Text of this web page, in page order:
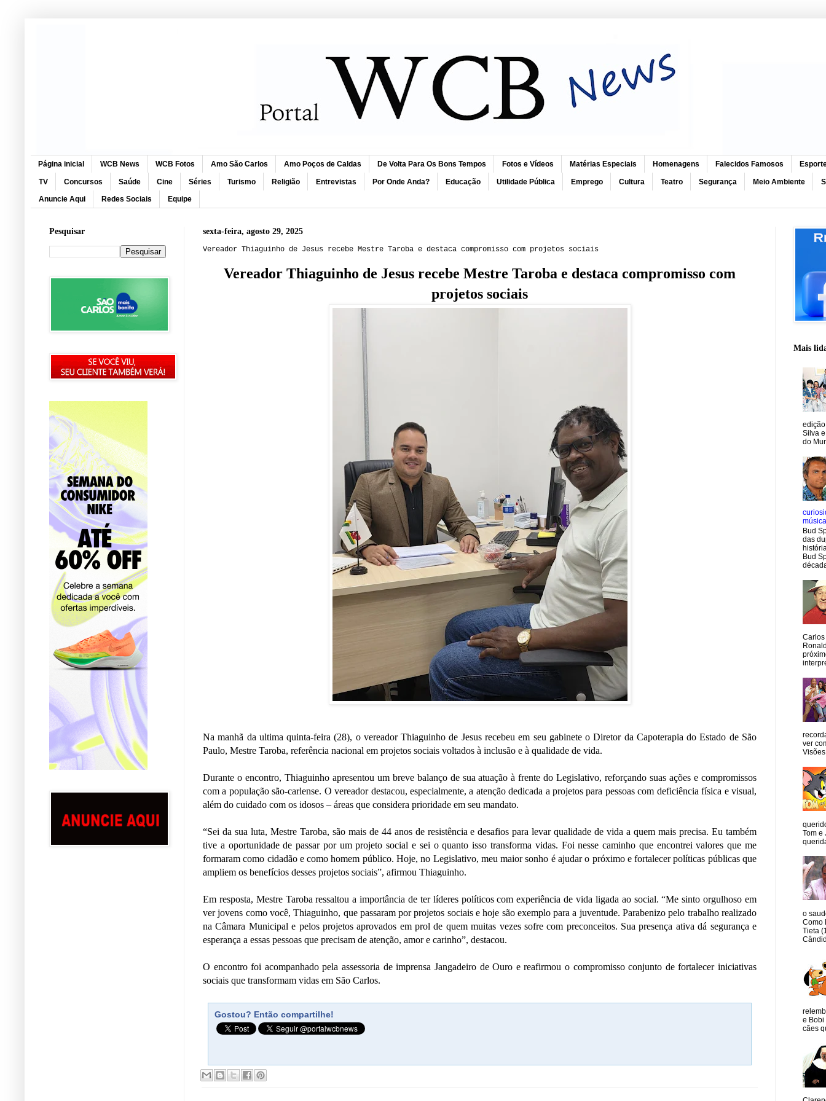
Página inicial WCB News WCB Fotos Amo São Carlos Amo Poços de Caldas De Volta Para Os Bons Tempos Fotos e Vídeos Matérias Especiais Homenagens Falecidos Famosos
TV Concursos Saúde Cine Séries Turismo Religião Entrevistas Por Onde Anda? Educação Utilidade Pública Emprego Cultura Teatro Segurança Meio Ambiente
Anuncie Aqui Redes Sociais Equipe
sexta-feira, agosto 29, 2025
Vereador Thiaguinho de Jesus recebe Mestre Taroba e destaca compromisso com projetos sociais
Vereador Thiaguinho de Jesus recebe Mestre Taroba e destaca compromisso com
projetos sociais
Na manhã da ultima quinta-feira (28), o vereador Thiaguinho de Jesus recebeu em seu gabinete o Diretor da Capoterapia do Estado de São
Paulo, Mestre Taroba, referência nacional em projetos sociais voltados à inclusão e à qualidade de vida.
Durante o encontro, Thiaguinho apresentou um breve balanço de sua atuação à frente do Legislativo, reforçando suas ações e compromissos
com a população são-carlense. O vereador destacou, especialmente, a atenção dedicada a projetos para pessoas com deficiência física e visual,
além do cuidado com os idosos – áreas que considera prioridade em seu mandato.
“Sei da sua luta, Mestre Taroba, são mais de 44 anos de resistência e desafios para levar qualidade de vida a quem mais precisa. Eu também
tive a oportunidade de passar por um projeto social e sei o quanto isso transforma vidas. Foi nesse caminho que encontrei valores que me
formaram como cidadão e como homem público. Hoje, no Legislativo, meu maior sonho é ajudar o próximo e fortalecer políticas públicas que
ampliem os benefícios desses projetos sociais”, afirmou Thiaguinho.
Em resposta, Mestre Taroba ressaltou a importância de ter líderes políticos com experiência de vida ligada ao social. “Me sinto orgulhoso em
ver jovens como você, Thiaguinho, que passaram por projetos sociais e hoje são exemplo para a juventude. Parabenizo pelo trabalho realizado
na Câmara Municipal e pelos projetos aprovados em prol de quem muitas vezes sofre com preconceitos. Sua presença ativa dá segurança e
esperança a essas pessoas que precisam de atenção, amor e carinho”, destacou.
O encontro foi acompanhado pela assessoria de imprensa Jangadeiro de Ouro e reafirmou o compromisso conjunto de fortalecer iniciativas
sociais que transformam vidas em São Carlos.
Gostou? Então compartilhe!
Pesquisar
Mais
Silva
do
Bud
das
Bud
Carlos
ver
Tom e
o
Como
Tieta
e Bobi
cães